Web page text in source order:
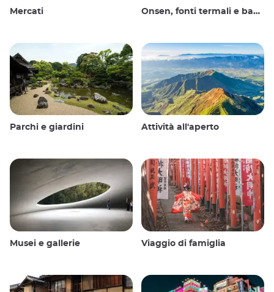
Mercati Onsen, fonti termali e bagni pubblici
Parchi e giardini Attività all'aperto
Musei e gallerie Viaggio di famiglia